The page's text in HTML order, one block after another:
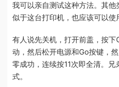
我可以亲自测试这种方法。其
似于这台打印机，也应该可以使
有人说先关机，打开前盖，按
动，然后松开电源和Go按键，
零成功，连续按11次即全清。
式。